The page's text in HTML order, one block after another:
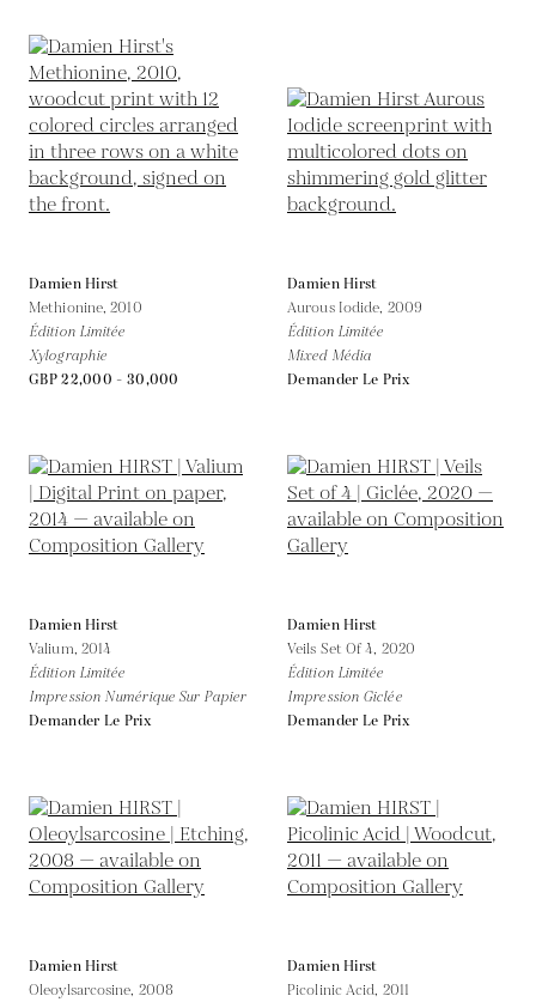
Damien Hirst
Methionine,2010
Édition Limitée
Xylographie
GBP 22,000 - 30,000
Damien Hirst
Aurous Iodide, 2009
Édition Limitée
Mixed Média
Demander Le Prix
Damien Hirst
Valium, 2014
Édition Limitée
Impression Numérique Sur Papier
Demander Le Prix
Damien Hirst
Veils Set Of 4, 2020
Édition Limitée
Impression Giclée
Demander Le Prix
Damien Hirst
Oleoylsarcosine, 2008
Damien Hirst
Picolinic Acid, 2011